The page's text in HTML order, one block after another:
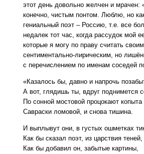
этот день довольно желчен и
конечно, чистым понтом. Люблю, но
гениальный поэт – Россию, т.е. все
недалек тот час, когда рассудок мой
которые я могу по праву считать
сентиментально-лирическим, но
с перечислением по именам соседей
«Казалось бы, давно и напрочь
А вот, глядишь ты, вдруг поднимется
По сонной мостовой процокают копыта
Савраски ломовой, и снова тишина.
И выплывут они, в густых ошметках
Как бы сказал поэт, из царствия теней,
Как бы добавил он, забытые картины,